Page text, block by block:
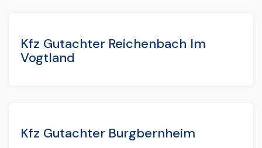
Kfz Gutachter Reichenbach Im
Vogtland
Kfz Gutachter Burgbernheim